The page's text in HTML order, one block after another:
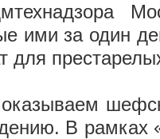
ими за один
для
В рамках